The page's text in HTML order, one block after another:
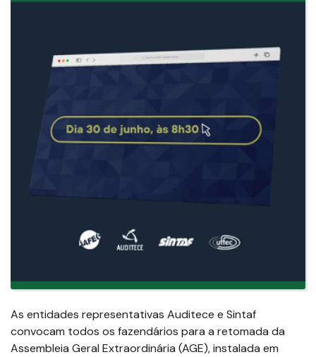
As entidades representativas Auditece e Sintaf
convocam todos os fazendários para a retomada da
Assembleia Geral Extraordinária (AGE), instalada em